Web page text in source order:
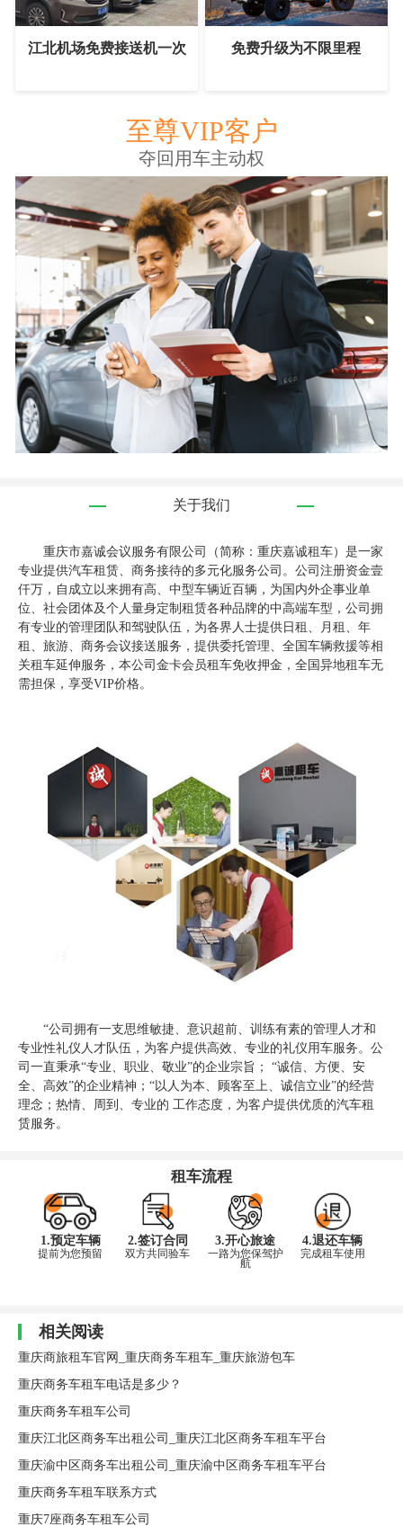
江北机场免费接送机一次 免费升级为不限里程
至尊VIP客户
夺回用车主动权
关于我们
重庆市嘉诚会议服务有限公司（简称：重庆嘉诚租车）是一家
专业提供汽车租赁、商务接待的多元化服务公司。公司注册资金壹
仟万，自成立以来拥有高、中型车辆近百辆，为国内外企事业单
位、社会团体及个人量身定制租赁各种品牌的中高端车型，公司拥
有专业的管理团队和驾驶队伍，为各界人士提供日租、月租、年
租、旅游、商务会议接送服务，提供委托管理、全国车辆救援等相
关租车延伸服务，本公司金卡会员租车免收押金，全国异地租车无
需担保，享受VIP价格。
“公司拥有一支思维敏捷、意识超前、训练有素的管理人才和
专业性礼仪人才队伍，为客户提供高效、专业的礼仪用车服务。公
司一直秉承“专业、职业、敬业”的企业宗旨； “诚信、方便、安
全、高效”的企业精神；“以人为本、顾客至上、诚信立业”的经营
理念；热情、周到、专业的 工作态度，为客户提供优质的汽车租
赁服务。
租车流程
1.预定车辆
提前为您预留
2.签订合同
双方共同验车
3.开心旅途
一路为您保驾护
航
4.退还车辆
完成租车使用
相关阅读
重庆商旅租车官网_重庆商务车租车_重庆旅游包车
重庆商务车租车电话是多少？
重庆商务车租车公司
重庆江北区商务车出租公司_重庆江北区商务车租车平台
重庆渝中区商务车出租公司_重庆渝中区商务车租车平台
重庆商务车租车联系方式
重庆7座商务车租车公司